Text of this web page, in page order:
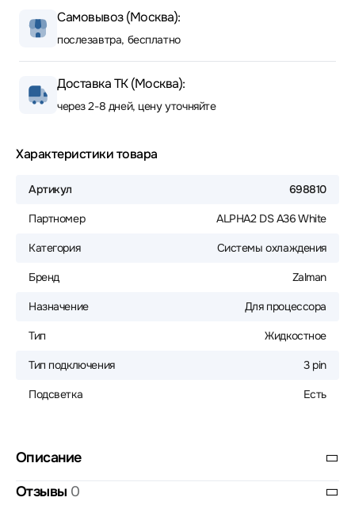
Самовывоз (Москва):
послезавтра, бесплатно
Доставка ТК (Москва):
через 2-8 дней, цену уточняйте
Характеристики товара
Артикул 698810
Партномер ALPHA2 DS A36 White
Категория Системы охлаждения
Бренд Zalman
Назначение Для процессора
Тип Жидкостное
Тип подключения 3 pin
Подсветка Есть
Описание
Отзывы 0